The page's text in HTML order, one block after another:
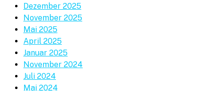
Dezember 2025
November 2025
Mai 2025
April 2025
Januar 2025
November 2024
Juli 2024
Mai 2024